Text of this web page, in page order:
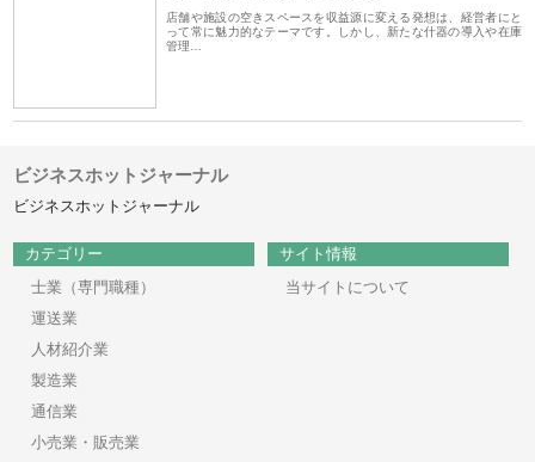
店舗や施設の空きスペースを収益源に変える発想は、経営者にと
って常に魅力的なテーマです。しかし、新たな什器の導入や在庫
管理…
ビジネスホットジャーナル
ビジネスホットジャーナル
カテゴリー
士業（専門職種）
運送業
人材紹介業
製造業
通信業
小売業・販売業
サイト情報
当サイトについて